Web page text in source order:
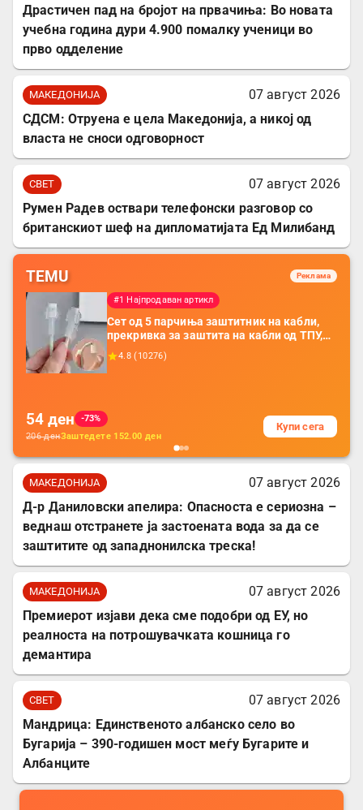
Драстичен пад на бројот на првачиња: Во новата
учебна година дури 4.900 помалку ученици во
прво одделение
МАКЕДОНИЈА
07 август 2026
СДСМ: Отруена е цела Македонија, а никој од
власта не сноси одговорност
СВЕТ
07 август 2026
Румен Радев оствари телефонски разговор со
британскиот шеф на дипломатијата Ед Милибанд
TEMU Реклама
#1 Најпродаван артикл
Сет од 5 парчиња заштитник на кабли,
прекривка за заштита на кабли од ТПУ,
додатоци за заштита на кабли, без
батерија, за мобилни телефони, комплет
4.8 (10276)
54 ден
-73%
206денЗаштедете 152.00 ден
Купи сега
МАКЕДОНИЈА
07 август 2026
Д-р Даниловски апелира: Опасноста е сериозна –
веднаш отстранете ја застоената вода за да се
заштитите од западнонилска треска!
МАКЕДОНИЈА
07 август 2026
Премиерот изјави дека сме подобри од ЕУ, но
реалноста на потрошувачката кошница го
демантира
СВЕТ
07 август 2026
Мандрица: Единственото албанско село во
Бугарија – 390-годишен мост меѓу Бугарите и
Албанците